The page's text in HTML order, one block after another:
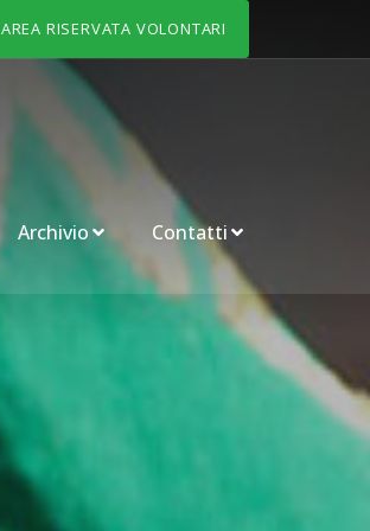
AREA RISERVATA VOLONTARI
Archivio Contatti